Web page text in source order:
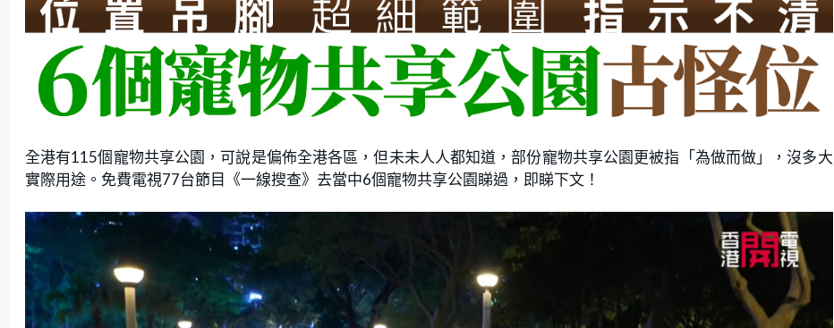
全港有115個寵物共享公園，可說是偏佈全港各區，但未未人人都知道，部份寵物共享公園更被指「為做而做」，沒多大
實際用途。免費電視77台節目《一線搜查》去當中6個寵物共享公園睇過，即睇下文！